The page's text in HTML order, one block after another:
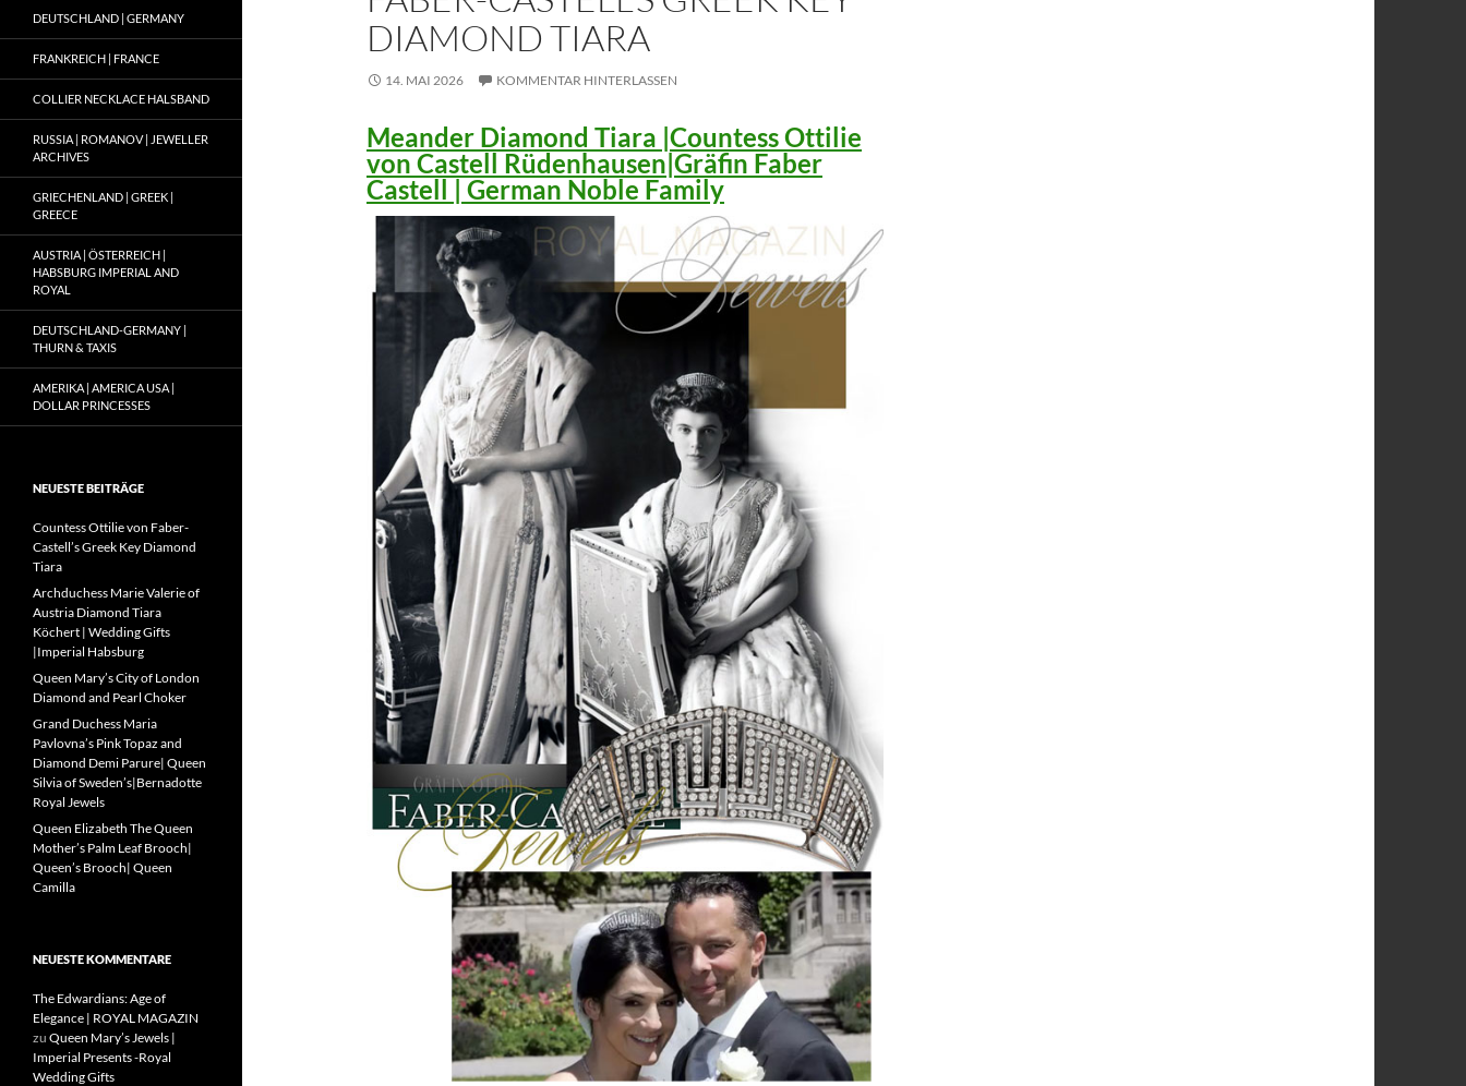
DIAMOND TIARA
14. MAI 2026 KOMMENTAR HINTERLASSEN
Meander Diamond Tiara |Countess Ottilie
von Castell Rüdenhausen|Gräfin Faber
Castell | German Noble Family
DEUTSCHLAND | GERMANY
FRANKREICH | FRANCE
COLLIER NECKLACE HALSBAND
RUSSIA | ROMANOV | JEWELLER
ARCHIVES
GRIECHENLAND | GREEK |
GREECE
AUSTRIA | ÖSTERREICH |
HABSBURG IMPERIAL AND
ROYAL
DEUTSCHLAND-GERMANY |
THURN & TAXIS
AMERIKA | AMERICA USA |
DOLLAR PRINCESSES
NEUESTE BEITRÄGE
Countess Ottilie von Faber-
Castell’s Greek Key Diamond
Tiara
Archduchess Marie Valerie of
Austria Diamond Tiara
Köchert | Wedding Gifts
|Imperial Habsburg
Queen Mary’s City of London
Diamond and Pearl Choker
Grand Duchess Maria
Pavlovna’s Pink Topaz and
Diamond Demi Parure| Queen
Silvia of Sweden’s|Bernadotte
Royal Jewels
Queen Elizabeth The Queen
Mother’s Palm Leaf Brooch|
Queen’s Brooch| Queen
Camilla
NEUESTE KOMMENTARE
The Edwardians: Age of
Elegance | ROYAL MAGAZIN
zu Queen Mary’s Jewels |
Imperial Presents -Royal
Wedding Gifts